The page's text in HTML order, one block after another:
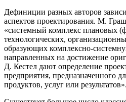
Дефиниции разных авторов
аспектов проектирования. М.
«системный комплекс плановых
технологических,
образующих комплекснo-
направленных на достижение
Д. Кестел дают определение
предприятия, предназначенного
продуктов, услуг или результатов».